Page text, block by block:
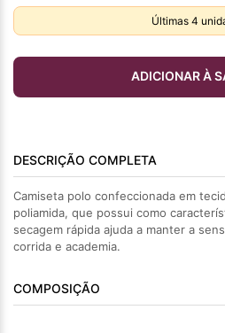
Últimas 4
ADICIONAR À
DESCRIÇÃO COMPLETA
Camiseta polo confeccionada em
poliamida, que possui como
secagem rápida ajuda a manter a
corrida e academia.
COMPOSIÇÃO